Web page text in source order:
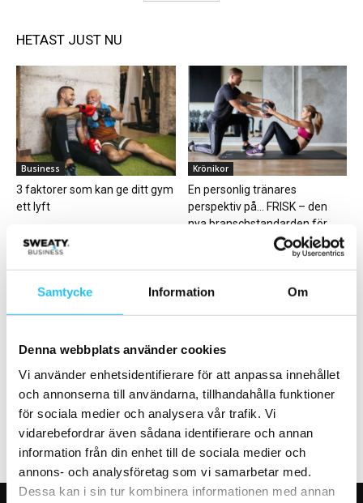
Samtycke Information Om
Denna webbplats använder cookies
Vi använder enhetsidentifierare för att anpassa innehållet
och annonserna till användarna, tillhandahålla funktioner
för sociala medier och analysera vår trafik. Vi
vidarebefordrar även sådana identifierare och annan
information från din enhet till de sociala medier och
annons- och analysföretag som vi samarbetar med.
Dessa kan i sin tur kombinera informationen med annan
HETAST JUST NU
Business
3 faktorer som kan ge ditt gym
ett lyft
Krönikor
En personlig tränares
perspektiv på… FRISK – den
nya branschstandarden för...
Hälsa
ClassPass årssummering
träningstrender 2025
Business
Fynda på Eleiko Outlet 27
november i Halmstad